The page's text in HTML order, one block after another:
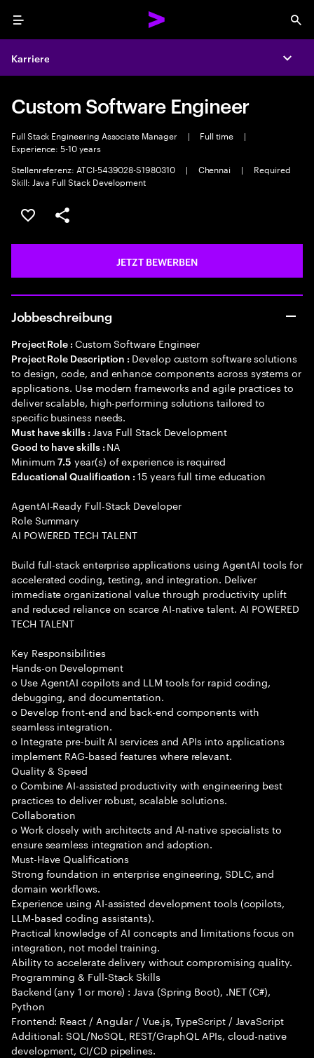
Menu
Karriere
Custom Software Engineer
Full Stack Engineering Associate Manager | Full time
|
Experience: 5-10 years
Stellenreferenz: ATCI-5439028-S1980310
| Chennai |
Required
Skill: Java Full Stack Development
JOB SPEICHERN
Teilen
JETZT BEWERBEN
Jobbeschreibung
Project Role : Custom Software Engineer
Project Role Description : Develop custom software solutions
to design, code, and enhance components across systems or
applications. Use modern frameworks and agile practices to
deliver scalable, high-performing solutions tailored to
specific business needs.
Must have skills : Java Full Stack Development
Good to have skills : NA
Minimum7.5 year(s) of experience is required
Educational Qualification :15 years full time education
AgentAI-Ready Full-Stack Developer
Role Summary
AI POWERED TECH TALENT
Build full-stack enterprise applications using AgentAI tools for
accelerated coding, testing, and integration. Deliver
immediate organizational value through productivity uplift
and reduced reliance on scarce AI-native talent. AI POWERED
TECH TALENT
Key Responsibilities
Hands-on Development
o Use AgentAI copilots and LLM tools for rapid coding,
debugging, and documentation.
o Develop front-end and back-end components with
seamless integration.
o Integrate pre-built AI services and APIs into applications
implement RAG-based features where relevant.
Quality & Speed
o Combine AI-assisted productivity with engineering best
practices to deliver robust, scalable solutions.
Collaboration
o Work closely with architects and AI-native specialists to
ensure seamless integration and adoption.
Must-Have Qualifications
Strong foundation in enterprise engineering, SDLC, and
domain workflows.
Experience using AI-assisted development tools (copilots,
LLM-based coding assistants).
Practical knowledge of AI concepts and limitations focus on
integration, not model training.
Ability to accelerate delivery without compromising quality.
Programming & Full-Stack Skills
Backend (any 1 or more) : Java (Spring Boot), .NET (C#),
Python
Frontend: React / Angular / Vue.js, TypeScript / JavaScript
Additional: SQL/NoSQL, REST/GraphQL APIs, cloud-native
development, CI/CD pipelines.